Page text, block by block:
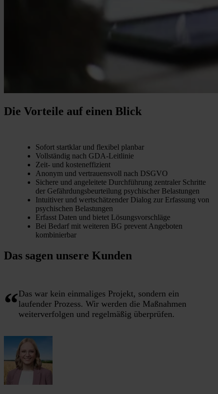
Die Vorteile auf einen Blick
Sofort startklar und flexibel planbar
Vollständig nach GDA-Leitlinie
Zeit- und kosteneffizient
Anonym und vertrauensvoll nach DSGVO
Sichere und angeleitete Durchführung zentraler Schritte
der Gefährdungsbeurteilung psychischer Belastungen
Intuitiver und wertschätzender Dialog zur Erfassung von
psychischen Belastungen
Erfasst Daten und bietet Lösungsvorschläge
Bei Bedarf mit weiteren BG prevent Angeboten
kombinierbar
Das sagen unsere Kunden
Das war kein einmaliges Projekt, sondern ein
laufender Prozess. Wir werden die Maßnahmen
weiterverfolgen und regelmäßig überprüfen.